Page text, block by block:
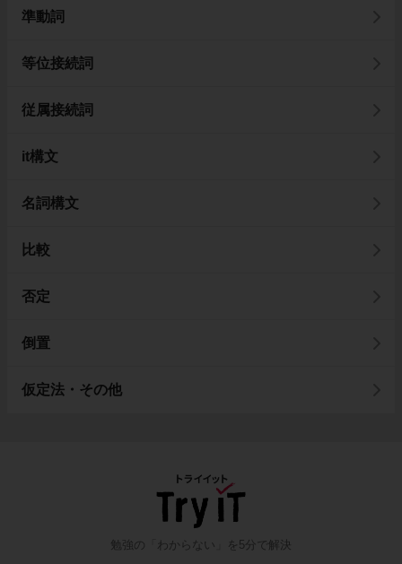
準動詞
等位接続詞
従属接続詞
it構文
名詞構文
比較
否定
倒置
仮定法・その他
勉強の「わからない」を5分で解決